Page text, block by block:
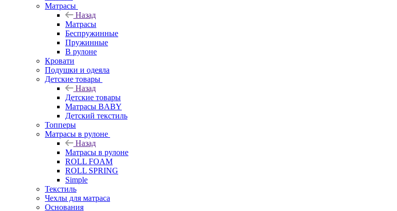
Матрасы
Назад
Матрасы
Беспружинные
Пружинные
В рулоне
Кровати
Подушки и одеяла
Детские товары
Назад
Детские товары
Матрасы BABY
Детский текстиль
Топперы
Матрасы в рулоне
Назад
Матрасы в рулоне
ROLL FOAM
ROLL SPRING
Simple
Текстиль
Чехлы для матраса
Основания